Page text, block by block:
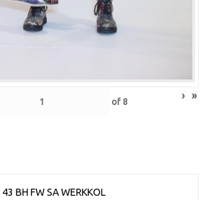
of 8 › »
43 BH FW SA WERKKOL